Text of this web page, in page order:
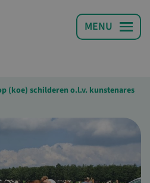
(koe) schilderen o.l.v. kunstenares